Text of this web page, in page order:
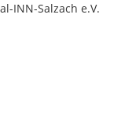
INN-Salzach e.V.